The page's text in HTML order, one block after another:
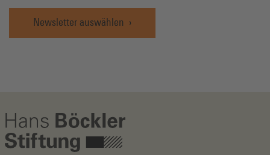
Newsletter auswählen